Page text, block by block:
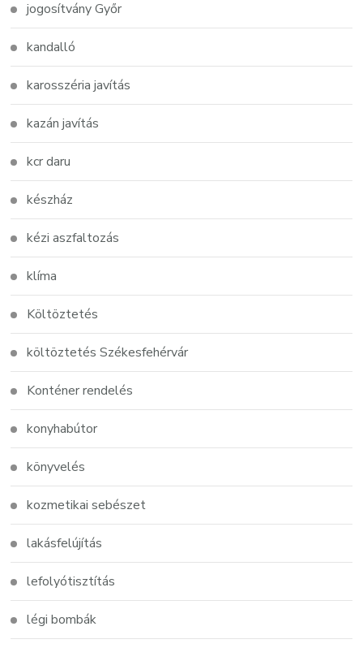
jogosítvány Győr
kandalló
karosszéria javítás
kazán javítás
kcr daru
készház
kézi aszfaltozás
klíma
Költöztetés
költöztetés Székesfehérvár
Konténer rendelés
konyhabútor
könyvelés
kozmetikai sebészet
lakásfelújítás
lefolyótisztítás
légi bombák